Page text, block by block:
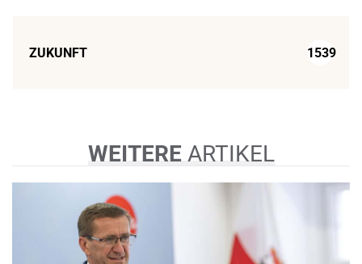
ZUKUNFT 1539
WEITEREARTIKEL